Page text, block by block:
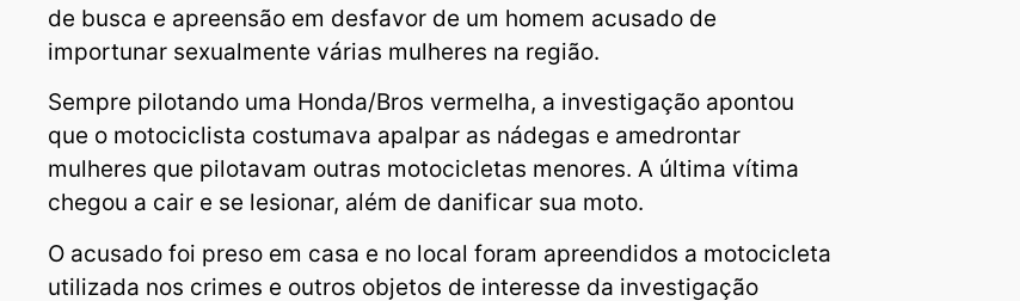
de busca e apreensão em desfavor de um homem acusado de
importunar sexualmente várias mulheres na região.
Sempre pilotando uma Honda/Bros vermelha, a investigação apontou
que o motociclista costumava apalpar as nádegas e amedrontar
mulheres que pilotavam outras motocicletas menores. A última vítima
chegou a cair e se lesionar, além de danificar sua moto.
O acusado foi preso em casa e no local foram apreendidos a motocicleta
utilizada nos crimes e outros objetos de interesse da investigação